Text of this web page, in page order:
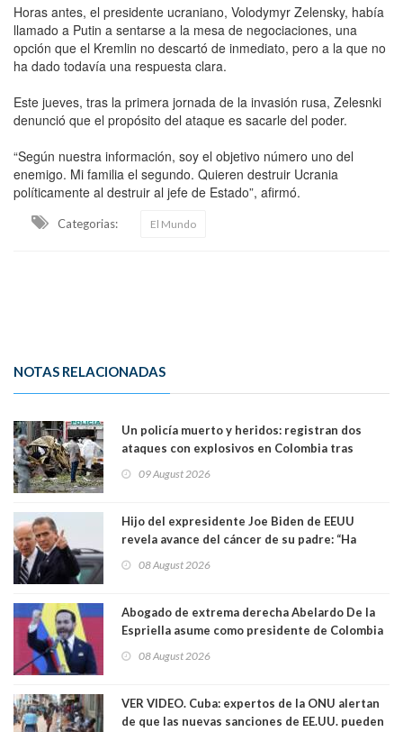
Horas antes, el presidente ucraniano, Volodymyr Zelensky, había
llamado a Putin a sentarse a la mesa de negociaciones, una
opción que el Kremlin no descartó de inmediato, pero a la que no
ha dado todavía una respuesta clara.
Este jueves, tras la primera jornada de la invasión rusa, Zelesnki
denunció que el propósito del ataque es sacarle del poder.
“Según nuestra información, soy el objetivo número uno del
enemigo. Mi familia el segundo. Quieren destruir Ucrania
políticamente al destruir al jefe de Estado”, afirmó.
Categorias: El Mundo
NOTAS RELACIONADAS
Un policía muerto y heridos: registran dos
ataques con explosivos en Colombia tras
09 August 2026
Hijo del expresidente Joe Biden de EEUU
revela avance del cáncer de su padre: “Ha
08 August 2026
Abogado de extrema derecha Abelardo De la
Espriella asume como presidente de Colombia
08 August 2026
VER VIDEO. Cuba: expertos de la ONU alertan
de que las nuevas sanciones de EE.UU. pueden